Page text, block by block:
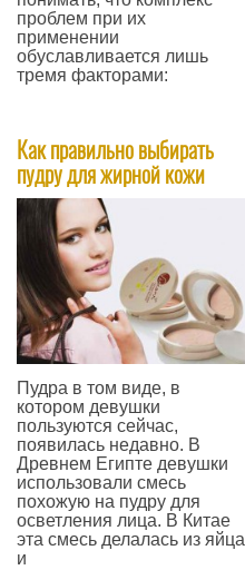
проблем при их
применении
обуславливается лишь
тремя факторами:
Как правильно выбирать
пудру для жирной кожи
​Пудра в том виде, в
котором девушки
пользуются сейчас,
появилась недавно. В
Древнем Египте девушки
использовали смесь
похожую на пудру для
осветления лица. В Китае
эта смесь делалась из яйца
и